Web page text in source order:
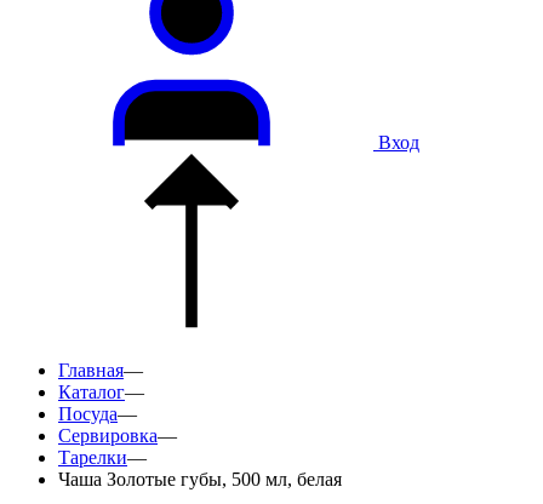
Вход
Главная—
Каталог—
Посуда—
Сервировка—
Тарелки—
Чаша Золотые губы, 500 мл, белая